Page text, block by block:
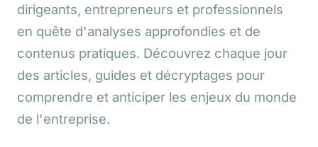
dirigeants, entrepreneurs et professionnels
en quête d'analyses approfondies et de
contenus pratiques. Découvrez chaque jour
des articles, guides et décryptages pour
comprendre et anticiper les enjeux du monde
de l'entreprise.